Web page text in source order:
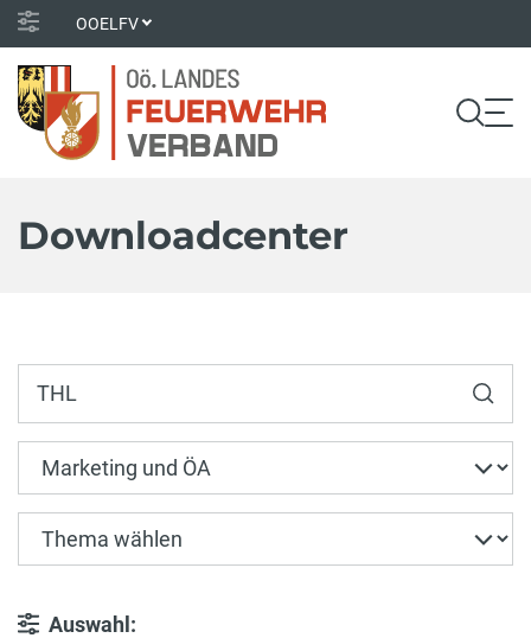
OOELFV
Downloadcenter
Auswahl: